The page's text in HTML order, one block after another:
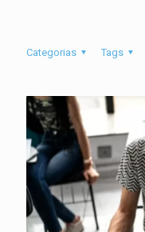
Categorias Tags